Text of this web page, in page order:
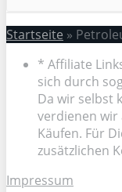
Startseite »
* Affiliate
sich durch
Da wir selbst
verdienen wir
Käufen. Für
zusätzlichen
Impressum